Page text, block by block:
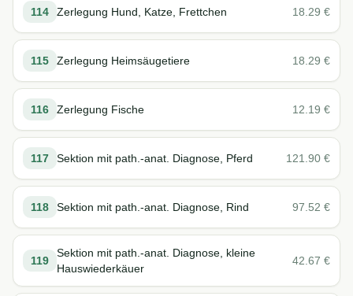
114 Zerlegung Hund, Katze, Frettchen 18.29 €
115 Zerlegung Heimsäugetiere 18.29 €
116 Zerlegung Fische 12.19 €
117 Sektion mit path.-anat. Diagnose, Pferd 121.90 €
118 Sektion mit path.-anat. Diagnose, Rind 97.52 €
119
Sektion mit path.-anat. Diagnose, kleine
Hauswiederkäuer
42.67 €